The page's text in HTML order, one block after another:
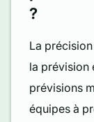
?
La
la prévision
prévisions
équipes à